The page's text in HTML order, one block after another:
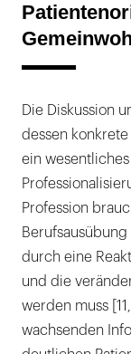
Die Diskussion
dessen
ein
Profession
durch eine
und die
werden muss
wachsenden